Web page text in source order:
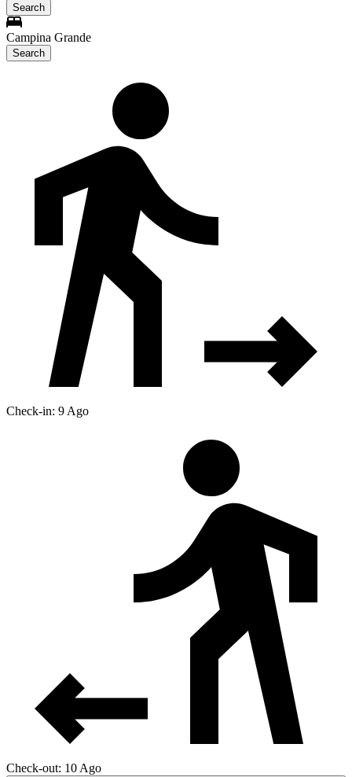
Search
Campina Grande
Search
Check-in: 9 Ago
Check-out: 10 Ago